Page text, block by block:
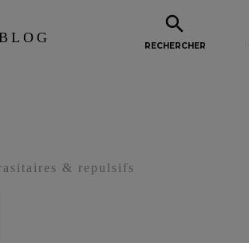

RECHERCHER
& repulsifs